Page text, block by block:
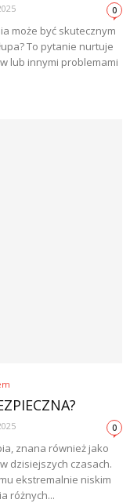
0
może być skutecznym
To pytanie nurtuje
lub innymi problemami
0
znana również jako
dzisiejszych czasach.
ekstremalnie niskim
różnych...